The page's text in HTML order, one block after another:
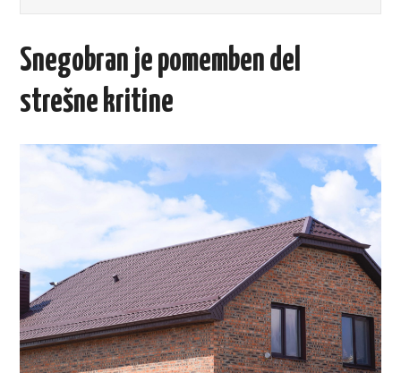
Snegobran je pomemben del
strešne kritine